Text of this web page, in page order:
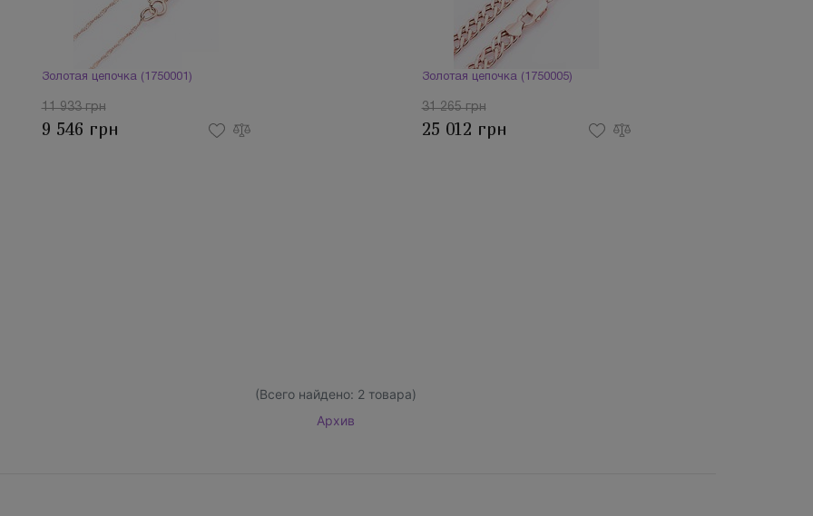
Золотая цепочка (1750001)
11 933 грн
9 546 грн
Золотая цепочка (1750005)
31 265 грн
25 012 грн
(Всего найдено: 2 товара)
Архив